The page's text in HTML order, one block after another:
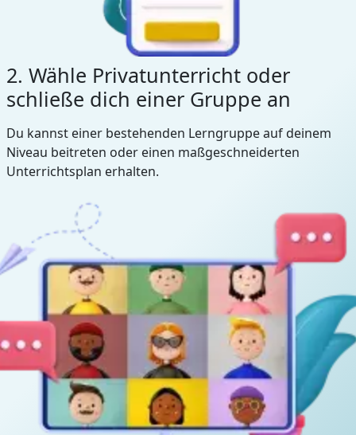
2. Wähle Privatunterricht oder
schließe dich einer Gruppe an
Du kannst einer bestehenden Lerngruppe auf deinem
Niveau beitreten oder einen maßgeschneiderten
Unterrichtsplan erhalten.